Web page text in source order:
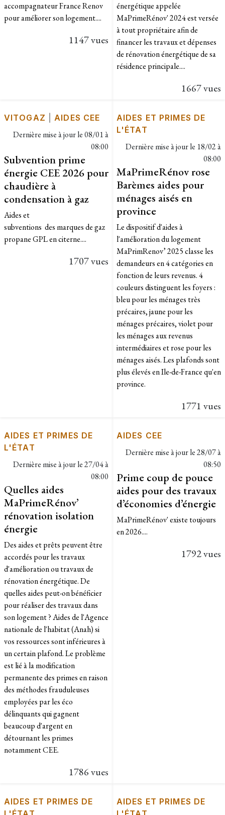
accompagnateur France Renov
pour améliorer son logement....
1147 vues
énergétique appelée
MaPrimeRénov' 2024 est versée
à tout propriétaire afin de
financer les travaux et dépenses
de rénovation énergétique de sa
résidence principale....
1667 vues
VITOGAZ |AIDES CEE
Dernière mise à jour le08/01 à
08:00
Subvention prime
énergie CEE 2026 pour
chaudière à
condensation à gaz
Aides et
subventions des marques de gaz
propane GPL en citerne....
1707 vues
AIDES ET PRIMES DE
L'ÉTAT
Dernière mise à jour le 18/02 à
08:00
MaPrimeRénov rose
Barèmes aides pour
ménages aisés en
province
Le dispositif d'aides à
l'amélioration du logement
MaPrimRenov’ 2025 classe les
demandeurs en 4 catégories en
fonction de leurs revenus. 4
couleurs distinguent les foyers :
bleu pour les ménages très
précaires, jaune pour les
ménages précaires, violet pour
les ménages aux revenus
intermédiaires et rose pour les
ménages aisés. Les plafonds sont
plus élevés en Ile-de-France qu'en
province.
1771 vues
AIDES ET PRIMES DE
L'ÉTAT
Dernière mise à jour le27/04 à
08:00
Quelles aides
MaPrimeRénov’
rénovation isolation
énergie
Des aides et prêts peuvent être
accordés pour les travaux
d'amélioration ou travaux de
rénovation énergétique. De
quelles aides peut-on bénéficier
pour réaliser des travaux dans
son logement ? Aides de l'Agence
nationale de l'habitat (Anah) si
vos ressources sont inférieures à
un certain plafond. Le problème
est lié à la modification
permanente des primes en raison
des méthodes frauduleuses
employées par les éco
délinquants qui gagnent
beaucoup d'argent en
détournant les primes
notamment CEE.
1786 vues
AIDES CEE
Dernière mise à jour le28/07 à
08:50
Prime coup de pouce
aides pour des travaux
d’économies d’énergie
MaPrimeRénov' existe toujours
en 2026....
1792 vues
AIDES ET PRIMES DE
AIDES ET PRIMES DE